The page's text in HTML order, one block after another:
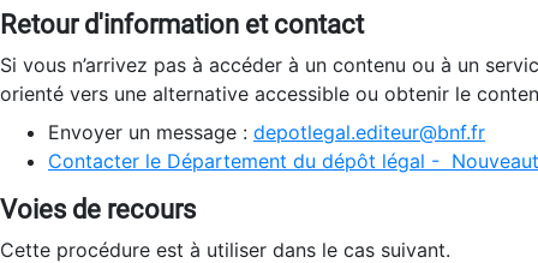
Retour d'information et contact
Si vous n’arrivez pas à accéder à un contenu ou à un
orienté vers une alternative accessible ou obtenir le
Envoyer un message : depotlegal.editeur@bnf.fr
Contacter le Département du dépôt légal -
Voies de recours
Cette procédure est à utiliser dans le cas suivant.